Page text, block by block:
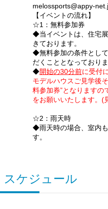
melossports@appy-
【イベントの流れ】
☆1：無料参加券
◆当イベントは、住宅
きております。
◆無料参加の条件とし
だくこととなっておりま
◆開始の30分前に受付
モデルハウスご見学後
料参加券”となりますの
をお願いいたします。(
☆2：雨天時
◆雨天時の場合、室内
す。
スケジュール